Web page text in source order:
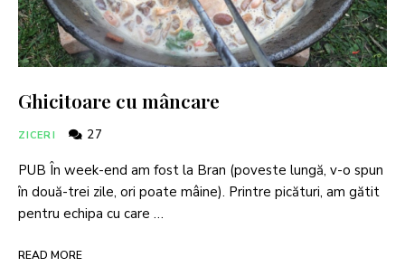
Ghicitoare cu mâncare
ZICERI 27
PUB În week-end am fost la Bran (poveste lungă, v-o spun
în două-trei zile, ori poate mâine). Printre picături, am gătit
pentru echipa cu care …
READ MORE